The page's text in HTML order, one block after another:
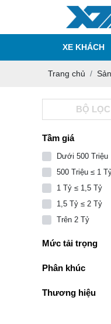
XE KHÁCH
Trang chủ
BỘ LỌC
Tầm giá
Dưới 500 Triệu
500 Triệu ≤ 1
1 Tỷ ≤ 1,5 Tỷ
1,5 Tỷ ≤ 2 Tỷ
Trên 2 Tỷ
Mức tải trọng
Phân khúc
Thương hiệu